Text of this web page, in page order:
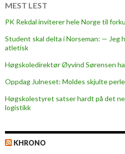
m
a
t
MEST LEST
PK Rekdal inviterer hele Norge til
Student skal delta i Norseman: — Jeg
atletisk
Høgskoledirektør Øyvind Sørensen
Oppdag Julneset: Moldes skjulte
Høgskolestyret satser hardt på det
logistikk
KHRONO